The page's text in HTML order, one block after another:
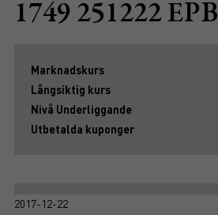
1749 251222 EPB
Marknadskurs
Långsiktig kurs
Nivå Underliggande
Utbetalda kuponger
2017-12-22